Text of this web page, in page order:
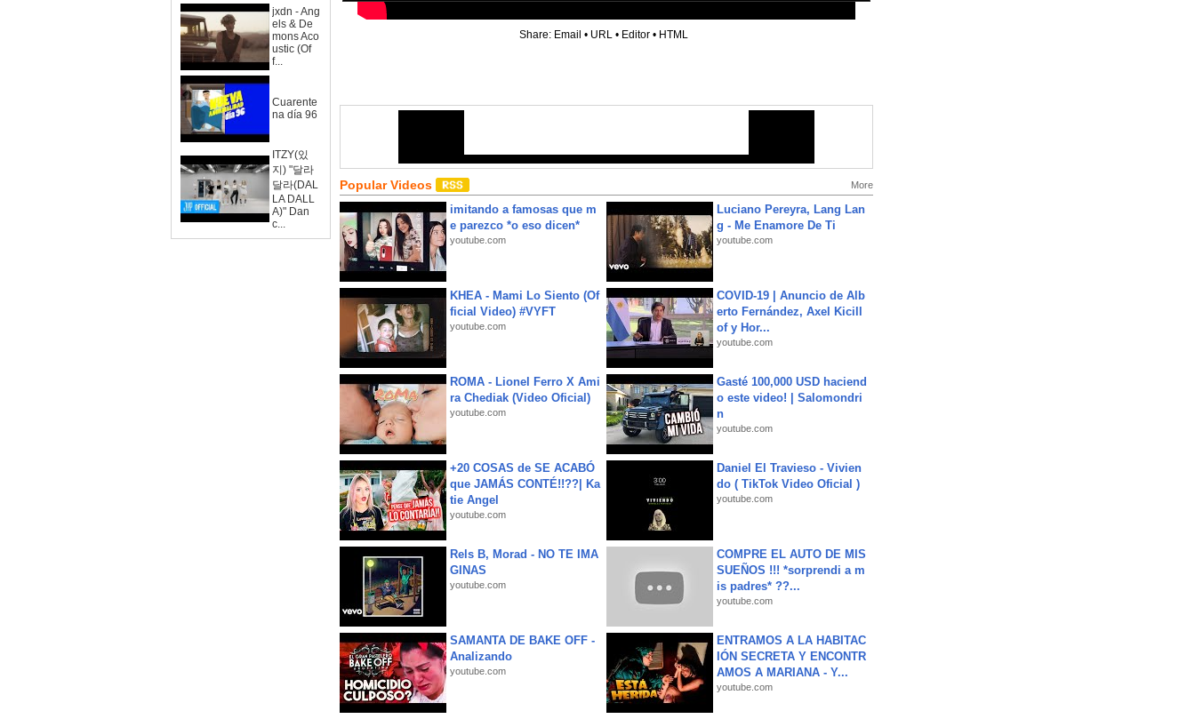
jxdn - Ang
els & De
mons Aco
ustic (Of
f...
Cuarente
na día 96
ITZY(있
지) "달라
달라(DAL
LA DALL
A)" Dan
c...
Share: Email • URL • Editor • HTML
Popular Videos More
imitando a famosas que m
e parezco *o eso dicen*
youtube.com
Luciano Pereyra, Lang Lan
g - Me Enamore De Ti
youtube.com
KHEA - Mami Lo Siento (Of
ficial Video) #VYFT
youtube.com
COVID-19 | Anuncio de Alb
erto Fernández, Axel Kicill
of y Hor...
youtube.com
ROMA - Lionel Ferro X Ami
ra Chediak (Video Oficial)
youtube.com
Gasté 100,000 USD haciend
o este video! | Salomondri
n
youtube.com
+20 COSAS de SE ACABÓ
que JAMÁS CONTÉ!!??| Ka
tie Angel
youtube.com
Daniel El Travieso - Vivien
do ( TikTok Video Oficial )
youtube.com
Rels B, Morad - NO TE IMA
GINAS
youtube.com
COMPRE EL AUTO DE MIS
SUEÑOS !!! *sorprendi a m
is padres* ??...
youtube.com
SAMANTA DE BAKE OFF -
Analizando
youtube.com
ENTRAMOS A LA HABITAC
IÓN SECRETA Y ENCONTR
AMOS A MARIANA - Y...
youtube.com